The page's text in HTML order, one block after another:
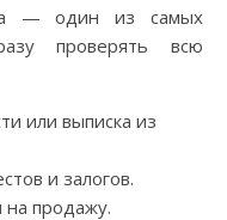
— один из самых
проверять всю
или выписка из
и залогов.
на продажу.